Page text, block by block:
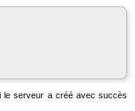
le serveur a créé avec succès